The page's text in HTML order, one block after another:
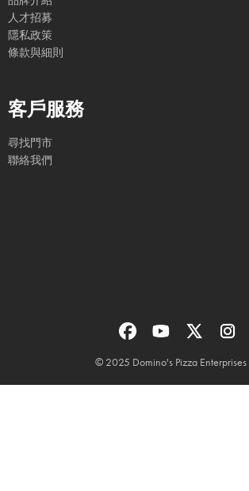
人才招募
隱私政策
條款與細則
客戶服務
尋找門市
聯絡我們
© 2025 Domino's Pizza Enterprises